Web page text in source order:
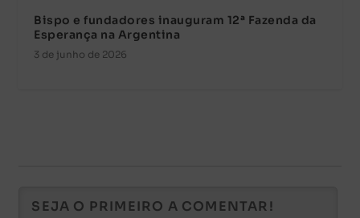
Bispo e fundadores inauguram 12ª Fazenda da
Esperança na Argentina
3 de junho de 2026